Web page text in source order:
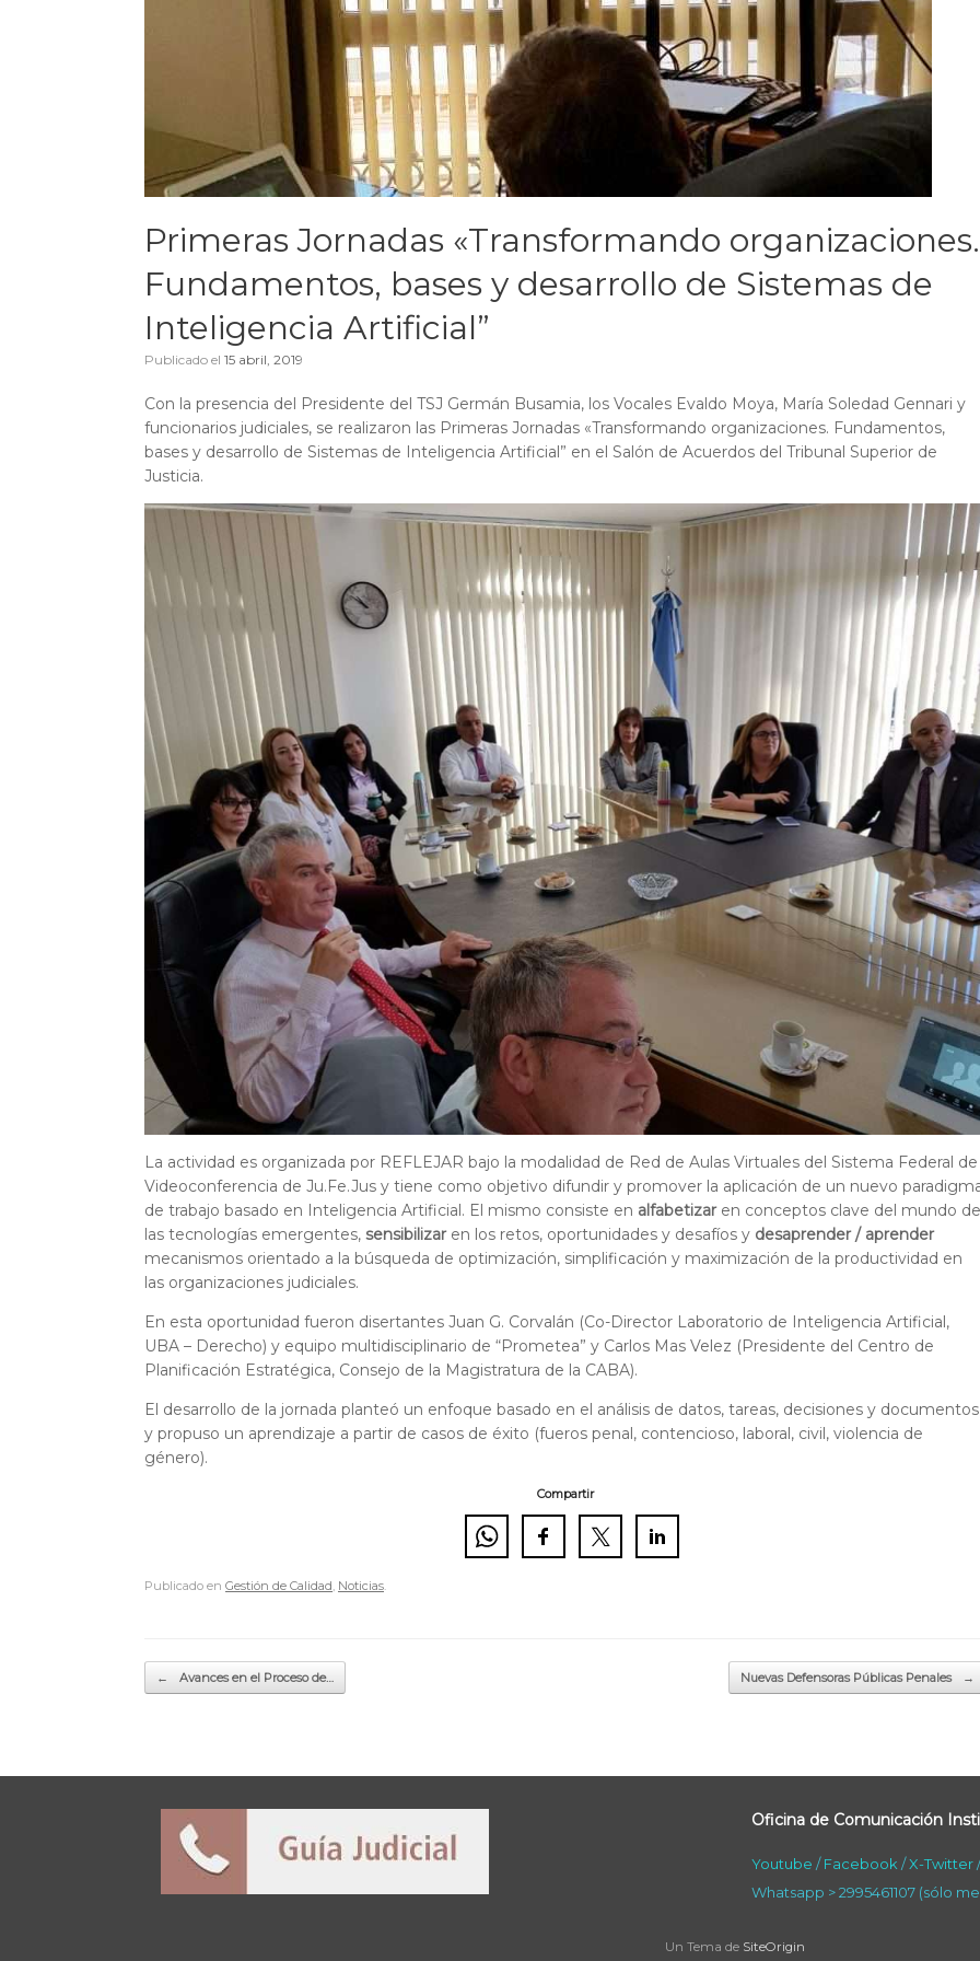
Primeras Jornadas «Transformando organizaciones.
Fundamentos, bases y desarrollo de Sistemas de
Inteligencia Artificial”
Publicado el 15 abril, 2019
Con la presencia del Presidente del TSJ Germán Busamia, los Vocales Evaldo Moya, María Soledad Gennari y
funcionarios judiciales, se realizaron las Primeras Jornadas «Transformando organizaciones. Fundamentos,
bases y desarrollo de Sistemas de Inteligencia Artificial” en el Salón de Acuerdos del Tribunal Superior de
Justicia.
La actividad es organizada por REFLEJAR bajo la modalidad de Red de Aulas Virtuales del Sistema Federal de
Videoconferencia de Ju.Fe.Jus y tiene como objetivo difundir y promover la aplicación de un nuevo
de trabajo basado en Inteligencia Artificial. El mismo consiste en alfabetizaren conceptos clave del mundo de
las tecnologías emergentes, sensibilizaren los retos, oportunidades y desafíos y desaprender / aprender
mecanismos orientado a la búsqueda de optimización, simplificación y maximización de la productividad en
las organizaciones judiciales.
En esta oportunidad fueron disertantes Juan G. Corvalán (Co-Director Laboratorio de Inteligencia Artificial,
UBA – Derecho) y equipo multidisciplinario de “Prometea” y Carlos Mas Velez (Presidente del Centro de
Planificación Estratégica, Consejo de la Magistratura de la CABA).
El desarrollo de la jornada planteó un enfoque basado en el análisis de datos, tareas, decisiones y documentos
y propuso un aprendizaje a partir de casos de éxito (fueros penal, contencioso, laboral, civil, violencia de
género).
Compartir
Publicado en Gestión de Calidad, Noticias.
Navegador de artículos
← Avances en el Proceso de… Nuevas Defensoras Públicas Penales →
Oficina de Comunicación
Youtube /Facebook /X-Twitter
Whatsapp > 2995461107 (sólo
Un Tema de SiteOrigin